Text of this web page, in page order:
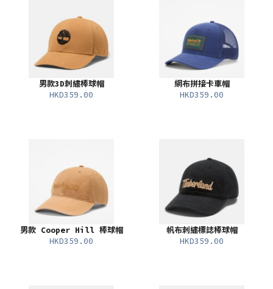
男款3D刺繡棒球帽
HKD359.00
網布拼接卡車帽
HKD359.00
男款 Cooper Hill 棒球帽
HKD359.00
帆布刺繡標誌棒球帽
HKD359.00